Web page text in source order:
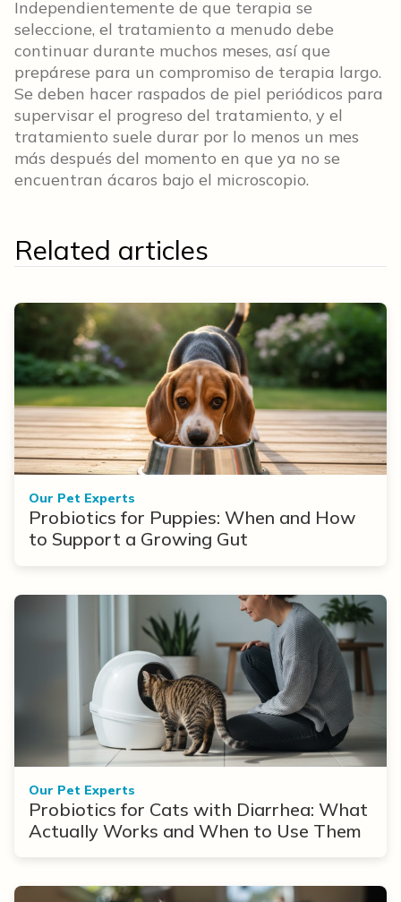
Independientemente de que terapia se
seleccione, el tratamiento a menudo debe
continuar durante muchos meses, así que
prepárese para un compromiso de terapia largo.
Se deben hacer raspados de piel periódicos para
supervisar el progreso del tratamiento, y el
tratamiento suele durar por lo menos un mes
más después del momento en que ya no se
encuentran ácaros bajo el microscopio.
Related articles
Our Pet Experts
Probiotics for Puppies: When and How
to Support a Growing Gut
Our Pet Experts
Probiotics for Cats with Diarrhea: What
Actually Works and When to Use Them